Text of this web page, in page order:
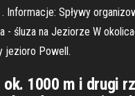
Spływy
śluza na Jeziorze W
jezioro Powell.
1000 m i drugi